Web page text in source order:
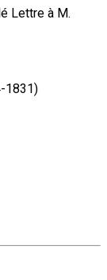
Lettre à M.
1831)